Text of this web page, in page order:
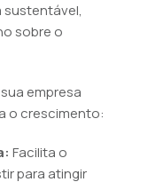
sustentável,
sobre o
empresa
o crescimento:
Facilita o
para atingir